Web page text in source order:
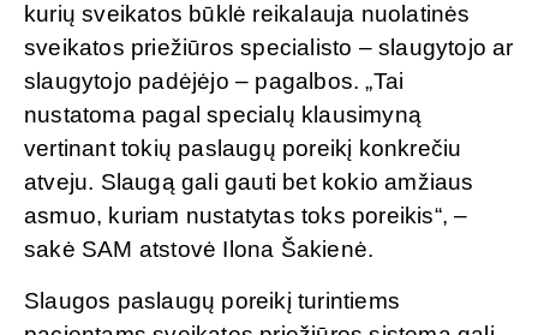
kurių sveikatos būklė reikalauja nuolatinės
sveikatos priežiūros specialisto – slaugytojo ar
slaugytojo padėjėjo – pagalbos. „Tai
nustatoma pagal specialų klausimyną
vertinant tokių paslaugų poreikį konkrečiu
atveju. Slaugą gali gauti bet kokio amžiaus
asmuo, kuriam nustatytas toks poreikis“, –
sakė SAM atstovė Ilona Šakienė.
Slaugos paslaugų poreikį turintiems